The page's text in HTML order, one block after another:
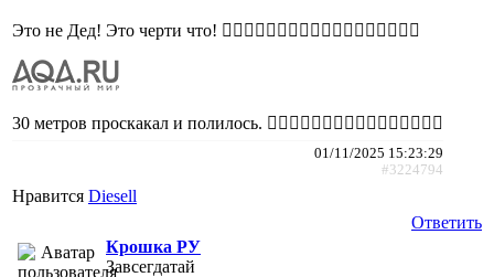
Это не Дед! Это черти что! 🤦‍♀️🤦‍♀️🤦‍♀️🤦‍♀️🤦‍♀️🤦‍♀️🤦‍♀️🤦‍♀️🤦‍♀️
30 метров проскакал и полилось. 🤦‍♀️🤦‍♀️🤦‍♀️🤦‍♀️🤦‍♀️🤦‍♀️🤦‍♀️🤦‍♀️
01/11/2025 15:23:29
#3224794
Нравится Diesell
Ответить
Крошка РУ
Завсегдатай